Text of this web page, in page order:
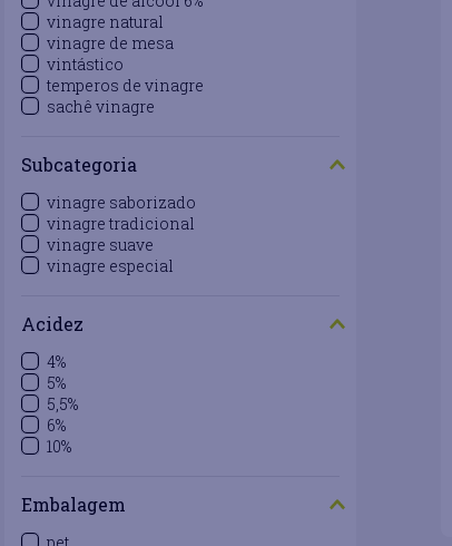
vinagre natural
vinagre de mesa
vintástico
temperos de vinagre
sachê vinagre
Subcategoria
vinagre saborizado
vinagre tradicional
vinagre suave
vinagre especial
Acidez
4%
5%
5,5%
6%
10%
Embalagem